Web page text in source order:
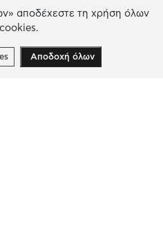
κοινωνικών
των Πολιτών
αποδέχεστε τη χρήση όλων
Αποδοχή όλων